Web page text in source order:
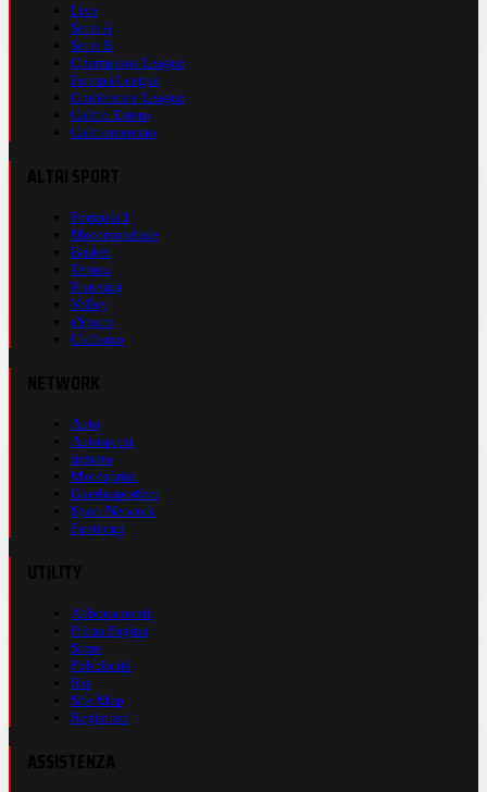
Live
Serie A
Serie B
Champions League
Europa League
Conference League
Calcio Estero
Calciomercato
Formula 1
Motomondiale
Basket
Tennis
Running
Volley
eSports
Ciclismo
Auto
Autosprint
Inmoto
Motosprint
Guerinsportivo
Sport Network
Fantacup
Abbonamenti
Prima Pagina
Store
Pubblicità
Rss
Site Map
Registrati